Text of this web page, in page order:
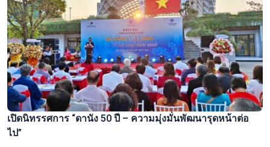
เปิดนิทรรศการ “ดานัง 50 ปี – ความมุ่งมั่นพัฒนารุดหน้าต่อ
ไป”